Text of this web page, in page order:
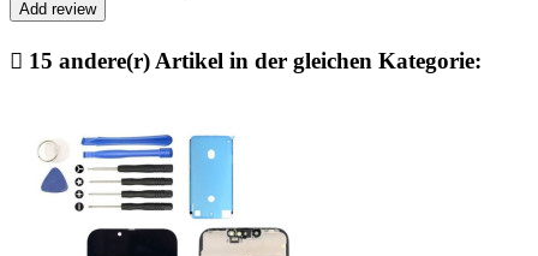
 15 andere(r) Artikel in der gleichen Kategorie: